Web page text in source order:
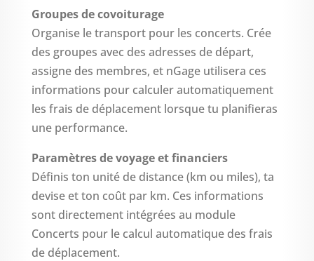
Groupes de covoiturage
Organise le transport pour les concerts. Crée
des groupes avec des adresses de départ,
assigne des membres, et nGage utilisera ces
informations pour calculer automatiquement
les frais de déplacement lorsque tu planifieras
une performance.
Paramètres de voyage et financiers
Définis ton unité de distance (km ou miles), ta
devise et ton coût par km. Ces informations
sont directement intégrées au module
Concerts pour le calcul automatique des frais
de déplacement.